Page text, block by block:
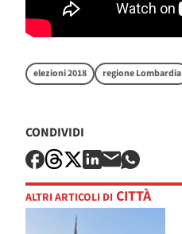
elezioni 2018 regione Lombardia
CONDIVIDI
ALTRI ARTICOLI DI CITTÀ